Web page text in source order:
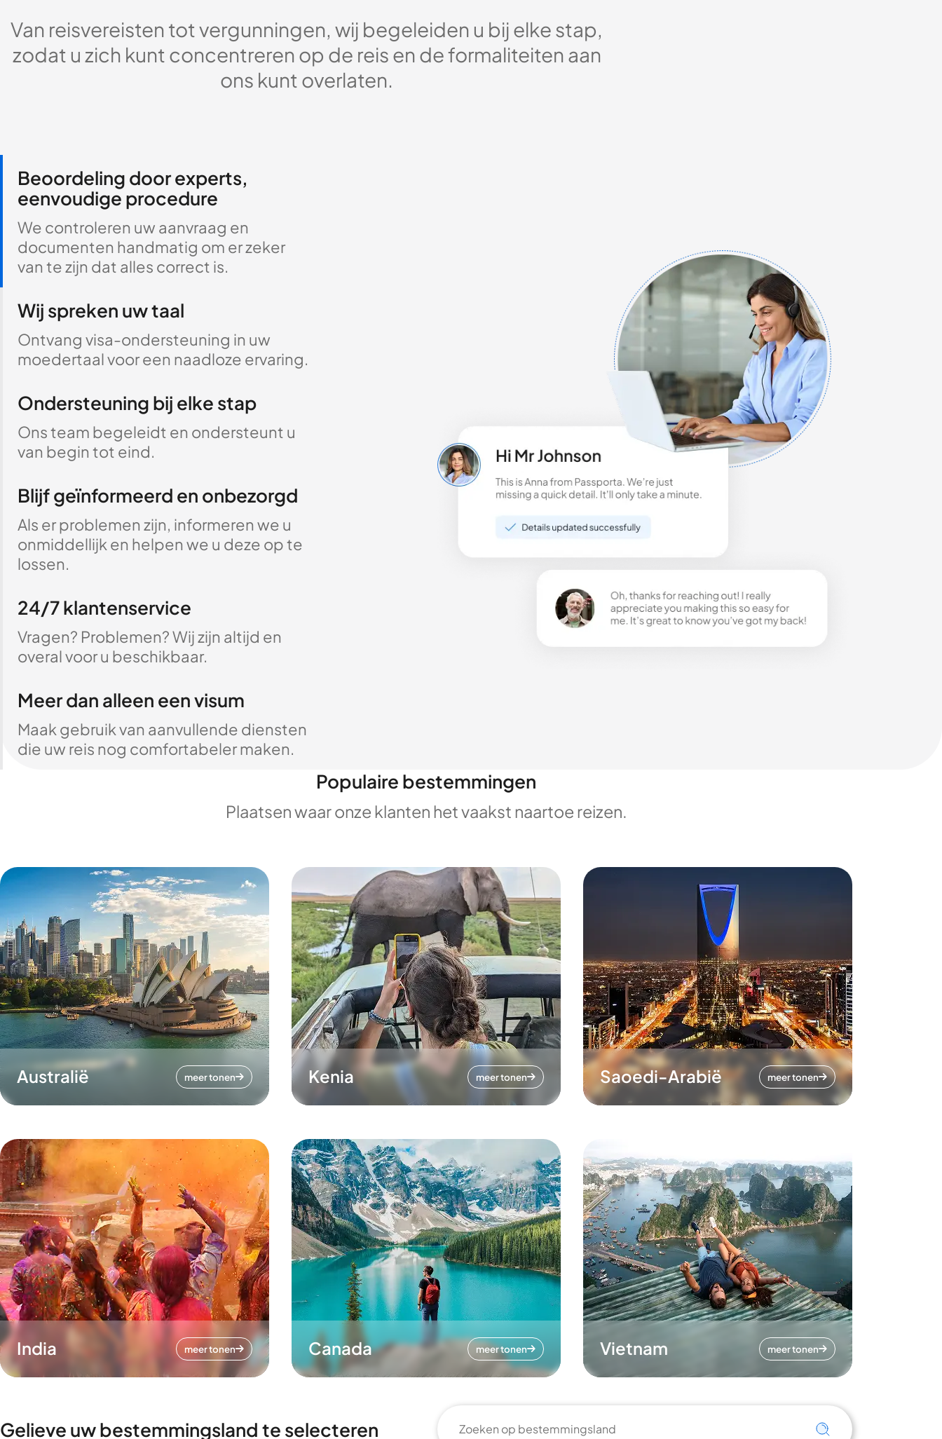
Van reisvereisten tot vergunningen, wij begeleiden u bij elke stap,
zodat u zich kunt concentreren op de reis en de formaliteiten aan
ons kunt overlaten.
Beoordeling door experts,
eenvoudige procedure
We controleren uw aanvraag en
documenten handmatig om er zeker
van te zijn dat alles correct is.
Wij spreken uw taal
Ontvang visa-ondersteuning in uw
moedertaal voor een naadloze ervaring.
Ondersteuning bij elke stap
Ons team begeleidt en ondersteunt u
van begin tot eind.
Blijf geïnformeerd en onbezorgd
Als er problemen zijn, informeren we u
onmiddellijk en helpen we u deze op te
lossen.
24/7 klantenservice
Vragen? Problemen? Wij zijn altijd en
overal voor u beschikbaar.
Meer dan alleen een visum
Maak gebruik van aanvullende diensten
die uw reis nog comfortabeler maken.
Populaire bestemmingen
Plaatsen waar onze klanten het vaakst naartoe reizen.
Australië meer tonen Kenia meer tonen Saoedi-Arabië meer tonen
India meer tonen Canada meer tonen Vietnam meer tonen
Gelieve uw bestemmingsland te selecteren